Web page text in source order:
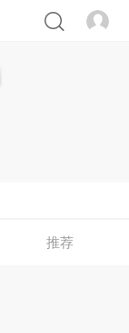
推荐